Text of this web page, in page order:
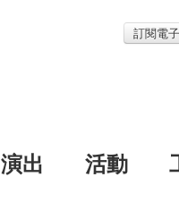
訂閱電
演出 活動